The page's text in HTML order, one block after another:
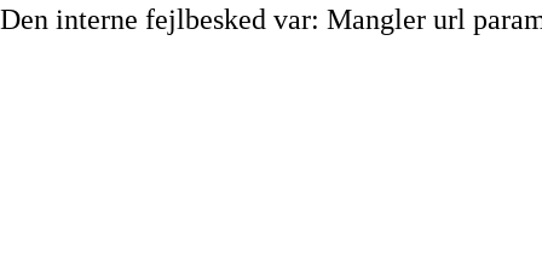
Den interne fejlbesked var: Mangler url